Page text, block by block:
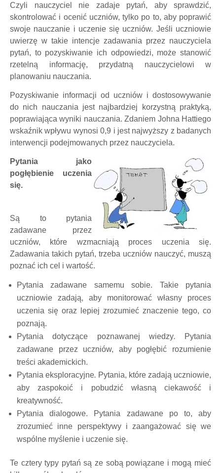
Czyli nauczyciel nie zadaje pytań, aby sprawdzić,
skontrolować i ocenić uczniów, tylko po to, aby poprawić
swoje nauczanie i uczenie się uczniów. Jeśli uczniowie
uwierzę w takie intencje zadawania przez nauczyciela
pytań, to pozyskiwanie ich odpowiedzi, może stanowić
rzetelną informację, przydatną nauczycielowi w
planowaniu nauczania.
Pozyskiwanie informacji od uczniów i dostosowywanie
do nich nauczania jest najbardziej korzystną praktyką,
poprawiająca wyniki nauczania. Zdaniem Johna Hattiego
wskaźnik wpływu wynosi 0,9 i jest najwyższy z badanych
interwencji podejmowanych przez nauczyciela.
Pytania jako
pogłębienie uczenia
się.
Są to pytania
zadawane przez
uczniów, które wzmacniają proces uczenia się.
Zadawania takich pytań, trzeba uczniów nauczyć, muszą
poznać ich cel i wartość.
Pytania zadawane samemu sobie. Takie pytania
uczniowie zadają, aby monitorować własny proces
uczenia się oraz lepiej zrozumieć znaczenie tego, co
poznają.
Pytania dotyczące poznawanej wiedzy.
Pytania
zadawane przez uczniów, aby pogłębić rozumienie
treści akademickich.
Pytania eksploracyjne. Pytania, które zadają uczniowie,
aby zaspokoić i pobudzić własną ciekawość i
kreatywność.
Pytania dialogowe. Pytania zadawane po to, aby
zrozumieć inne perspektywy i zaangażować się we
wspólne myślenie i uczenie się.
Te cztery typy pytań są ze sobą powiązane i mogą mieć